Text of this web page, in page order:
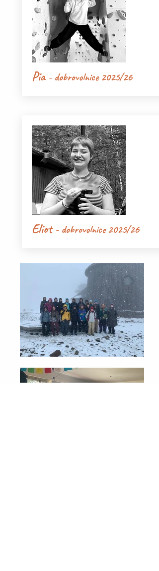
Pia - dobrovolnice 2025/26
Eliot - dobrovolnice 2025/26